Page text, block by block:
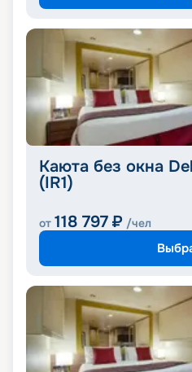
Каюта без окна
(IR1)
от 118 797 ₽ /чел